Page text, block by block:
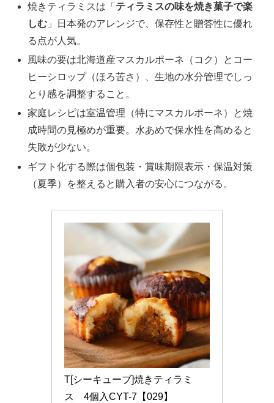
焼きティラミスは「 ティラミスの味を焼き菓子で楽
しむ 」日本発のアレンジで、保存性と贈答性に優れ
る点が人気。
風味の要は北海道産マスカルポーネ（コク）とコー
ヒーシロップ（ほろ苦さ）、生地の水分管理でしっ
とり感を調整すること。
家庭レシピは室温管理（特にマスカルポーネ）と焼
成時間の見極めが重要。水あめで保水性を高めると
失敗が少ない。
ギフト化する際は個包装・賞味期限表示・保温対策
（夏季）を整えると購入者の安心につながる。
T[シーキューブ]焼きティラミ
ス　4個入CYT-7【029】